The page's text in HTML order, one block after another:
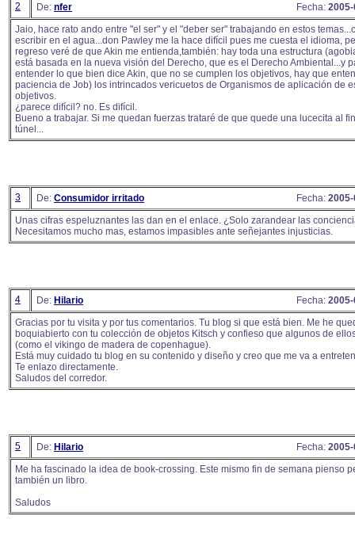
2 De: nfer Fecha:
Jaio, hace rato ando entre "el ser" y el "deber ser" trabajando en estos
escribir en el agua...don Pawley me la hace difícil pues me cuesta el idioma,
regreso veré de que Akin me entienda,también: hay toda una estructura
está basada en la nueva visión del Derecho, que es el Derecho Ambiental...y
entender lo que bien dice Akin, que no se cumplen los objetivos, hay que
paciencia de Job) los intrincados vericuetos de Organismos de aplicación de
objetivos.
¿parece difícil? no. Es difícil.
Bueno a trabajar. Si me quedan fuerzas trataré de que quede una lucecita al
túnel...
3 De: Consumidor irritado Fecha:
Unas cifras espeluznantes las dan en el enlace. ¿Solo zarandear las
Necesitamos mucho mas, estamos impasibles ante señejantes injusticias.
4 De: Hilario Fecha:
Gracias por tu visita y por tus comentarios. Tu blog si que está bien. Me he
boquiabierto con tu colección de objetos Kitsch y confieso que algunos de
(como el vikingo de madera de copenhague).
Está muy cuidado tu blog en su contenido y diseño y creo que me va a
Te enlazo directamente.
Saludos del corredor.
5 De: Hilario Fecha:
Me ha fascinado la idea de book-crossing. Este mismo fin de semana pienso
también un libro.
Saludos